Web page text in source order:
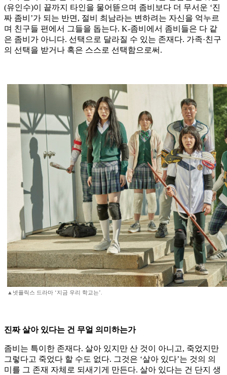
(유인수)이 끝까지 타인을 물어뜯으며 좀비보다 더 무서운 ‘진
짜 좀비’가 되는 반면, 절비 최남라는 변하려는 자신을 억누르
며 친구들 편에서 그들을 돕는다. K-좀비에서 좀비들은 다 같
은 좀비가 아니다. 선택으로 달라질 수 있는 존재다. 가족·친구
의 선택을 받거나 혹은 스스로 선택함으로써.
▲넷플릭스 드라마 ‘지금 우리 학교는’.
진짜 살아 있다는 건 무얼 의미하는가
좀비는 특이한 존재다. 살아 있지만 산 것이 아니고, 죽었지만
그렇다고 죽었다 할 수도 없다. 그것은 ‘살아 있다’는 것의 의
미를 그 존재 자체로 되새기게 만든다. 살아 있다는 건 단지 생